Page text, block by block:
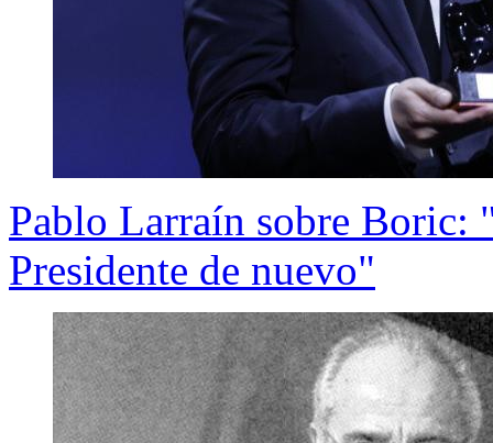
Pablo Larraín sobre Boric:
Presidente de nuevo"